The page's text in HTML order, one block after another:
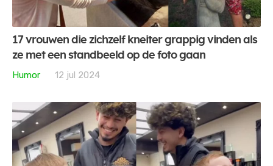
17 vrouwen die zichzelf kneiter grappig vinden als
ze met een standbeeld op de foto gaan
Humor
12 jul 2024